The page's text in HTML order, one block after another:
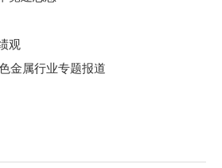
观
金属行业专题报道